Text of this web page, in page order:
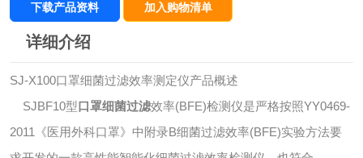
下载产品资料 加入购物清单
详细介绍
SJ-X100口罩细菌过滤效率测定仪产品概述
SJBF10型口罩细菌过滤效率(BFE)检测仪是严格按照YY0469-
2011《医用外科口罩》中附录B细菌过滤效率(BFE)实验方法要